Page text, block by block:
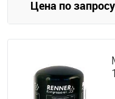
Цена по запросу